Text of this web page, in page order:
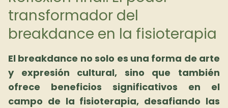
transformador del
breakdance en la fisioterapia
El breakdance no solo es una forma de arte
y expresión cultural, sino que también
ofrece beneficios significativos en el
campo de la fisioterapia, desafiando las